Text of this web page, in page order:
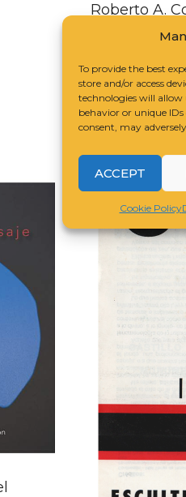
To provide the best
store and/or access
technologies will allow
behavior or unique
consent, may
ACCEPT
Cookie Policy
Roberto A.
la percusión
Roberto A.
López Martinez,
NOVIEMBRE 12,